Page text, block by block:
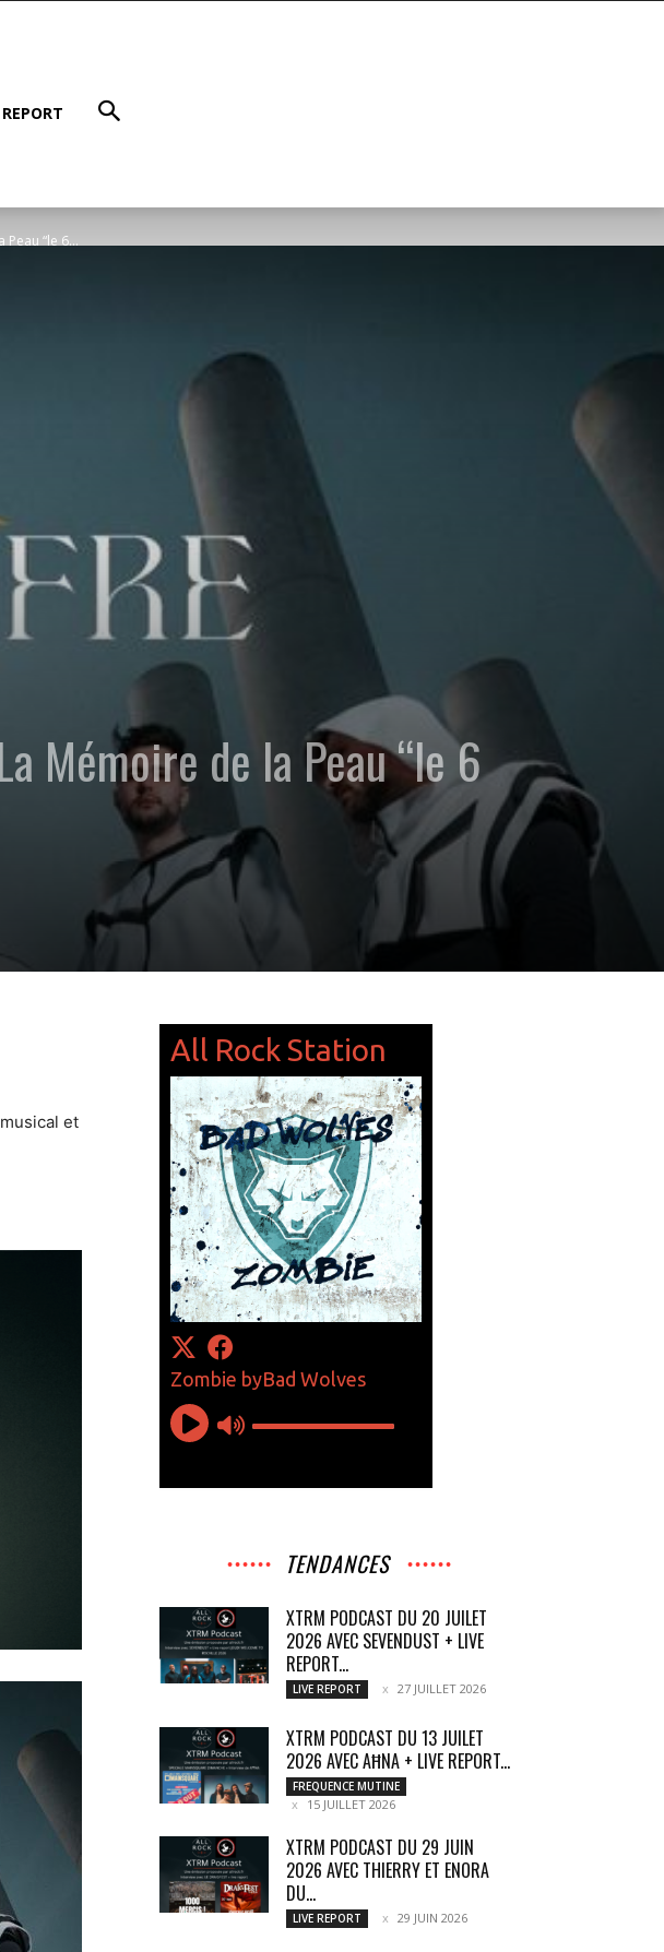
“le 6...
Mémoire de la Peau “le 6
et
TENDANCES
XTRM PODCAST DU 20 JUILET
2026 AVEC SEVENDUST + LIVE
REPORT...
LIVE REPORT 27 JUILLET 2026
XTRM PODCAST DU 13 JUILET
2026 AVEC AĦNA + LIVE REPORT...
FREQUENCE MUTINE
15 JUILLET 2026
XTRM PODCAST DU 29 JUIN
2026 AVEC THIERRY ET ENORA
DU...
LIVE REPORT 29 JUIN 2026